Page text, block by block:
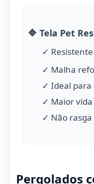
🔷 Tela Pet
✓
✓ Malha
✓ Ideal para
✓ Maior
✓ Não
Pergolados